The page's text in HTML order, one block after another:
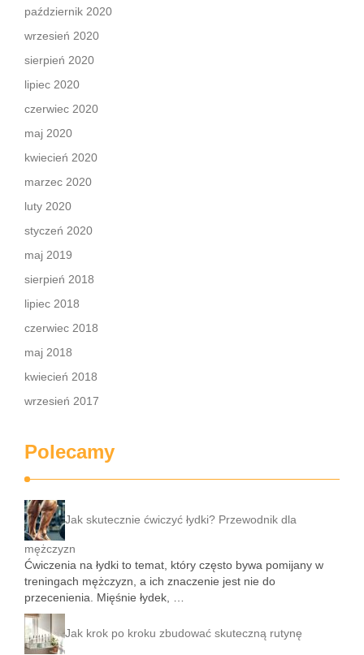
październik 2020
wrzesień 2020
sierpień 2020
lipiec 2020
czerwiec 2020
maj 2020
kwiecień 2020
marzec 2020
luty 2020
styczeń 2020
maj 2019
sierpień 2018
lipiec 2018
czerwiec 2018
maj 2018
kwiecień 2018
wrzesień 2017
Polecamy
Jak skutecznie ćwiczyć łydki? Przewodnik dla
mężczyzn
Ćwiczenia na łydki to temat, który często bywa pomijany w
treningach mężczyzn, a ich znaczenie jest nie do
przecenienia. Mięśnie łydek, …
Jak krok po kroku zbudować skuteczną rutynę